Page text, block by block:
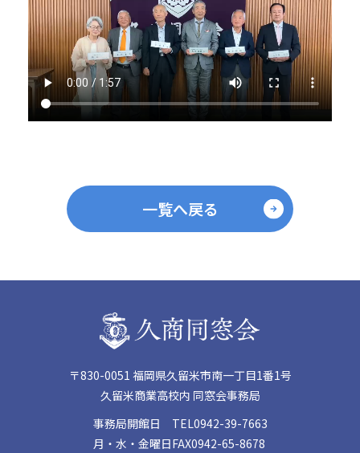
一覧へ戻る
〒830-0051 福岡県久留米市南一丁目1番1号
久留米商業高校内 同窓会事務局
事務局開館日
月・水・金曜日
TEL0942-39-7663
FAX0942-65-8678